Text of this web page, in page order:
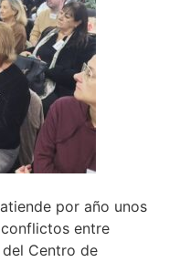
por año unos
entre
Centro de